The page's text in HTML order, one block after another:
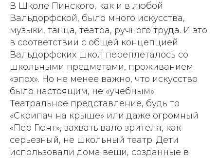
В Школе Пинского, как и в любой
Вальдорфской, было много искусства,
музыки, танца, театра, ручного труда. И это
в соответствии с общей концепцией
Вальдорфских школ переплеталось со
школьными предметами, проживанием
«эпох». Но не менее важно, что искусство
было настоящим, не «учебным».
Театральное представление, будь то
«Скрипач на крыше» или даже огромный
«Пер Гюнт», захватывало зрителя, как
серьезный, не школьный театр. Дети
использовали дома вещи, созданные в